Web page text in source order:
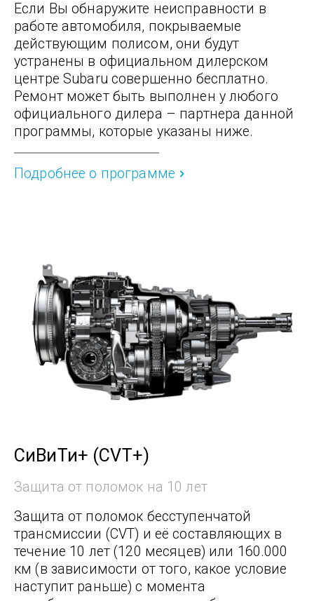
Если Вы обнаружите неисправности в
работе автомобиля, покрываемые
действующим полисом, они будут
устранены в официальном дилерском
центре Subaru совершенно бесплатно.
Ремонт может быть выполнен у любого
официального дилера – партнера данной
программы, которые указаны ниже.
Подробнее о программе
СиВиТи+ (CVT+)
Защита от поломок на 10 лет
Защита от поломок бесступенчатой
трансмиссии (CVT) и её составляющих в
течение 10 лет (120 месяцев) или 160.000
км (в зависимости от того, какое условие
наступит раньше) с момента